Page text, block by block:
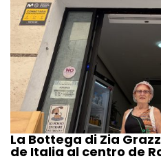
La Bottega di Zia
de Italia al centro de